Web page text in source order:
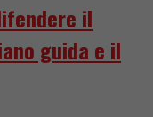
il
guida e il